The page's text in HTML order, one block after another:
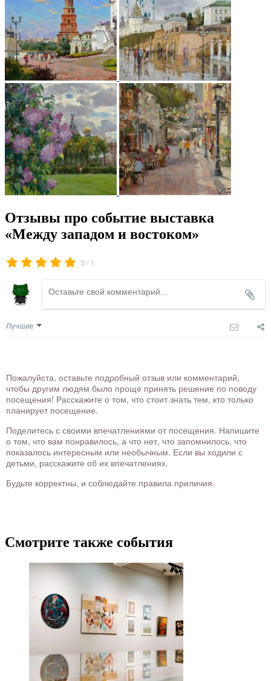
Отзывы про событие выставка
«Между западом и востоком»
5 / 1
Лучшие
Пожалуйста, оставьте подробный отзыв или комментарий,
чтобы другим людям было проще принять решение по поводу
посещения! Расскажите о том, что стоит знать тем, кто только
планирует посещение.
Поделитесь с своими впечатлениями от посещения. Напишите
о том, что вам понравилось, а что нет, что запомнилось, что
показалось интересным или необычным. Если вы ходили с
детьми, расскажите об их впечатлениях.
Будьте корректны, и соблюдайте правила приличия.
Смотрите также события